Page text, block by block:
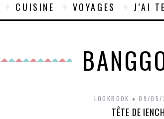
CUISINE VOYAGES J’AI
LOOKBOOK 09/05/
TÊTE DE